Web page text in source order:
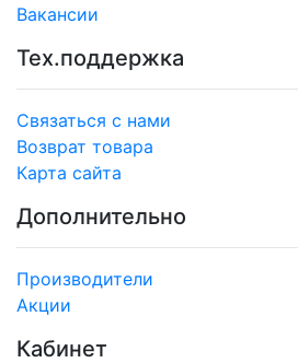
Вакансии
Тех.поддержка
Связаться с нами
Возврат товара
Карта сайта
Дополнительно
Производители
Акции
Кабинет